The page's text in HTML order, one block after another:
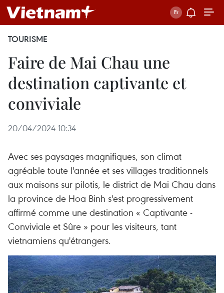
TOURISME
Faire de Mai Chau une
destination captivante et
conviviale
20/04/2024 10:34
Avec ses paysages magnifiques, son climat
agréable toute l'année et ses villages traditionnels
aux maisons sur pilotis, le district de Mai Chau dans
la province de Hoa Binh s'est progressivement
affirmé comme une destination « Captivante -
Conviviale et Sûre » pour les visiteurs, tant
vietnamiens qu'étrangers.